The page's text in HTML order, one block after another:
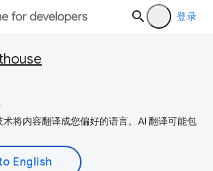
登录
将内容翻译成您偏好的语言。AI 翻译可能包